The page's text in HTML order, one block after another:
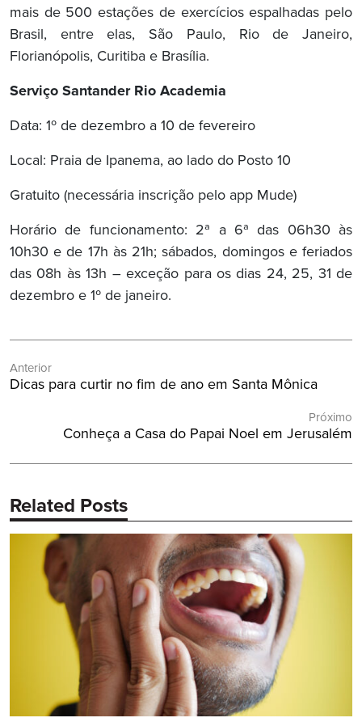
mais de 500 estações de exercícios espalhadas pelo
Brasil, entre elas, São Paulo, Rio de Janeiro,
Florianópolis, Curitiba e Brasília.
Serviço Santander Rio Academia
Data: 1º de dezembro a 10 de fevereiro
Local: Praia de Ipanema, ao lado do Posto 10
Gratuito (necessária inscrição pelo app Mude)
Horário de funcionamento: 2ª a 6ª das 06h30 às
10h30 e de 17h às 21h; sábados, domingos e feriados
das 08h às 13h – exceção para os dias 24, 25, 31 de
dezembro e 1º de janeiro.
de
Anterior
Post
Dicas para curtir no fim de ano em Santa Mônica
Próximo
Próximo
Conheça a Casa do Papai Noel em Jerusalém
Related Posts